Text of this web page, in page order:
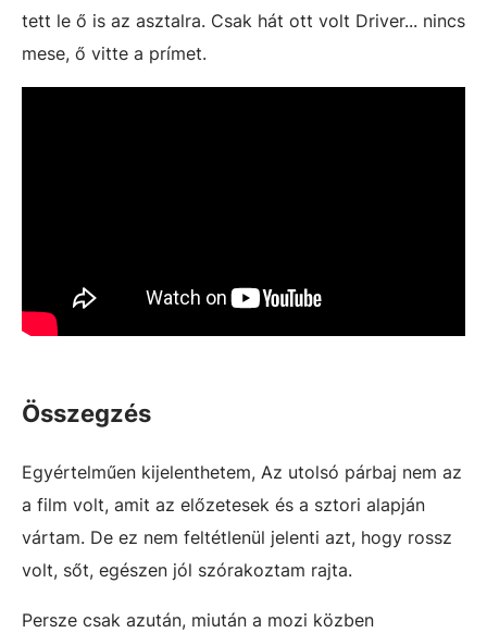
tett le ő is az asztalra. Csak hát ott volt Driver... nincs
mese, ő vitte a prímet.
Összegzés
Egyértelműen kijelenthetem, Az utolsó párbaj nem az
a film volt, amit az előzetesek és a sztori alapján
vártam. De ez nem feltétlenül jelenti azt, hogy rossz
volt, sőt, egészen jól szórakoztam rajta.
Persze csak azután, miután a mozi közben